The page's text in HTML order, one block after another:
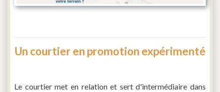
Un courtier en promotion expérimenté
Le courtier met en relation et sert d'intermédiaire dans